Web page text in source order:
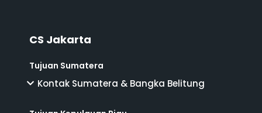
CS Jakarta
Tujuan Sumatera
Kontak Sumatera & Bangka Belitung